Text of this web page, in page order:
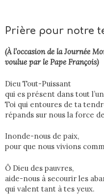
Prière pour notre
(À l’occasion de la Journée
voulue par le Pape François)
Dieu Tout-Puissant
qui es présent dans tout
Toi qui entoures de ta
répands sur nous la force
Inonde-nous de paix,
pour que nous vivions
Ô Dieu des pauvres,
aide-nous à secourir les
qui valent tant à tes yeux.